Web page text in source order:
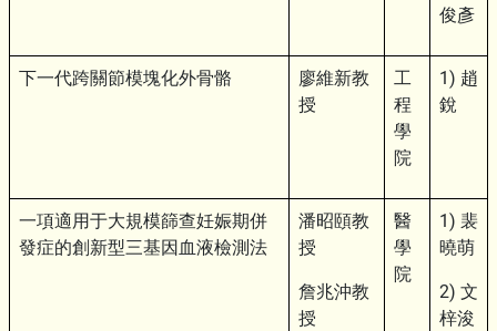
俊彥
下一代跨關節模塊化外骨骼
廖維新教
授
工
程
學
院
1) 趙
銳
一項適用于大規模篩查妊娠期併
發症的創新型三基因血液檢測法
潘昭頤教
授
詹兆沖教
授
醫
學
院
1) 裴
曉萌
2) 文
梓浚